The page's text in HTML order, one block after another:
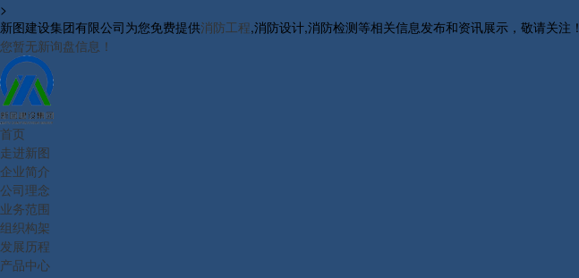
>
新图建设集团有限公司为您免费提供消防工程,消防设计,消防检测等相关信息发布和资讯展示，敬请关注！
您暂无新询盘信息！
首页
走进新图
企业简介
公司理念
业务范围
组织构架
发展历程
产品中心